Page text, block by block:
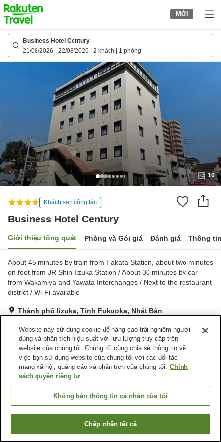
to
top
page
MỚI
Business Hotel Century
21/08/2026 - 22/08/2026 2 khách 1 phòng
10
Khách sạn công tác
Business Hotel Century
Giới thiệu tổng quát Phòng và Gói giá Đánh giá Thông
About 45 minutes by train from Hakata Station, about two minutes
on foot from JR Shin-Iizuka Station / About 30 minutes by car
from Wakamiya and Yawata Interchanges / Next to the restaurant
district / Wi-Fi available
Thành phố Iizuka, Tỉnh Fukuoka, Nhật Bản
Rất tốt Đánh giá:183lượt
Tiện nghi chỗ nghỉ
Bãi đỗ xe
Trang chủ Nhật Bản Tỉnh Fukuoka
Thành phố Iizuka
Tìm phòng trống
Website này sử dụng cookie để nâng cao trải nghiệm người
dùng và phân tích hiệu suất với lưu lượng truy cập trên
website của chúng tôi. Chúng tôi cũng chia sẻ thông tin về
việc bạn sử dụng website của chúng tôi với các đối tác
mạng xã hội, quảng cáo và phân tích của chúng tôi. Chính
sách quyền riêng tư
Không bán thông tin cá nhân của tôi
Chấp nhận tất cả